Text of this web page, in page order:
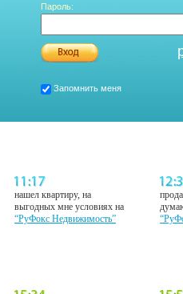
Пароль:
Запомнить меня
нашел квартиру, на
выгодных мне условиях на
“РуФокс Недвижимость”